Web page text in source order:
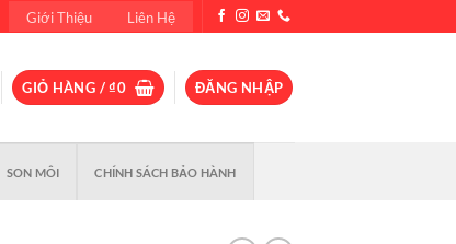
Giới Thiệu Liên Hệ
GIỎ HÀNG /₫0 ĐĂNG NHẬP
SON MÔI CHÍNH SÁCH BẢO HÀNH